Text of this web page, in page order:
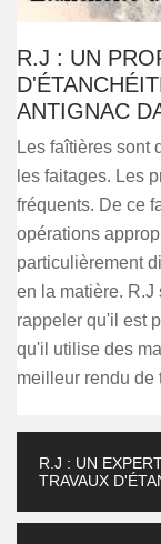
R.J : UN
ANTIGNAC
Les faîtières sont
les faitages. Les
fréquents. De ce
opérations
particulièrement
en la matière. R.J
rappeler qu'il est
qu'il utilise des
meilleur rendu de
R.J : UN
TRAVAUX